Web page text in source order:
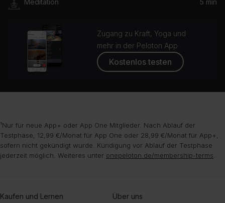
Zugang zu Kraft, Yoga und
mehr in der Peloton App
Kostenlos testen
¹Nur für neue App+ oder App One Mitglieder. Nach Ablauf der
Testphase, 12,99 €/Monat für App One oder 28,99 €/Monat für App+,
sofern nicht gekündigt wurde. Kündigung vor Ablauf der Testphase
jederzeit möglich. Weiteres unter onepeloton.de/membership-terms
Kaufen und Lernen Über uns